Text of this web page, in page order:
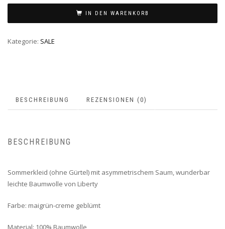
IN DEN WARENKORB
Kategorie: SALE
BESCHREIBUNG REZENSIONEN (0)
BESCHREIBUNG
Sommerkleid (ohne Gürtel) mit asymmetrischem Saum, wunderbar
leichte Baumwolle von Liberty
Farbe: maigrün-creme geblümt
Material: 100% Baumwolle